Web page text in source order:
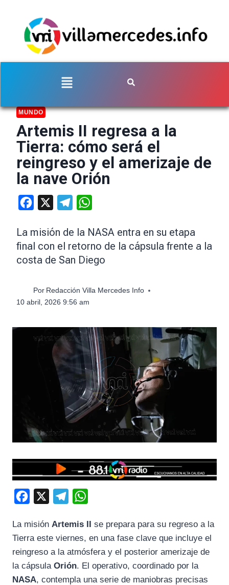
MUNDO
Artemis II regresa a la
Tierra: cómo será el
reingreso y el amerizaje de
la nave Orión
Facebook Telegram
La misión de la NASA entra en su etapa
final con el retorno de la cápsula frente a la
costa de San Diego
Por Redacción Villa Mercedes Info
10 abril, 2026 9:56 am
c
e
b
o
l
e
g
a
t
s
La misión Artemis II se prepara para su regreso a la
Tierra este viernes, en una fase clave que incluye el
reingreso a la atmósfera y el posterior amerizaje de
la cápsula Orión. El operativo, coordinado por la
NASA, contempla una serie de maniobras precisas